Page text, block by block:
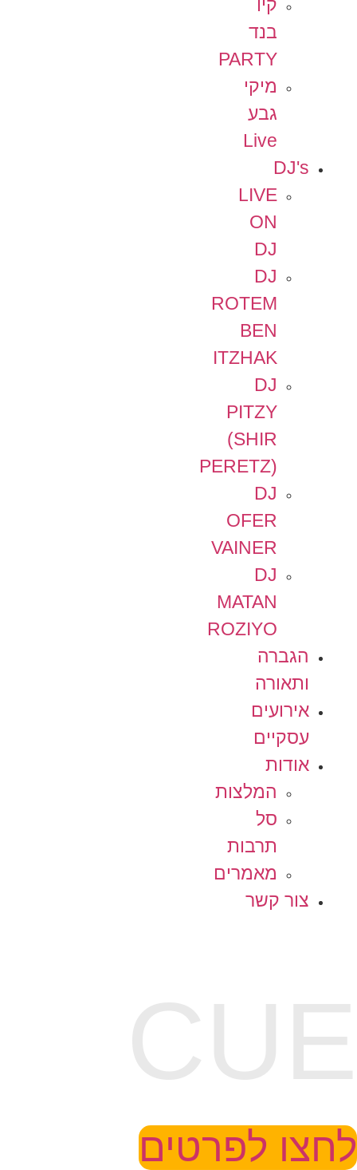
קיו
בנד
PARTY
מיקי
גבע
Live
DJ's
LIVE
ON
DJ
DJ
ROTEM
BEN
ITZHAK
DJ
PITZY
(SHIR
PERETZ)
DJ
OFER
VAINER
DJ
MATAN
ROZIYO
הגברה
ותאורה
אירועים
עסקיים
אודות
המלצות
סל
תרבות
מאמרים
צור קשר
לחצו לפרטים